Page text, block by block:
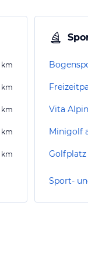
km
km
km
km
km
Minigolf